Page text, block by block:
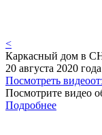
<
Каркасный дом в
20 августа 2020 года
Посмотреть
Посмотрите видео
Подробнее